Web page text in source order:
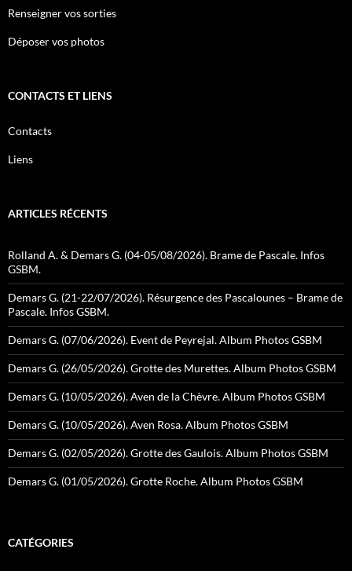
Renseigner vos sorties
Déposer vos photos
CONTACTS ET LIENS
Contacts
Liens
ARTICLES RÉCENTS
Rolland A. & Demars G. (04-05/08/2026). Brame de Pascale. Infos
GSBM.
Demars G. (21-22/07/2026). Résurgence des Pascalounes – Brame de
Pascale. Infos GSBM.
Demars G. (07/06/2026). Event de Peyrejal. Album Photos GSBM
Demars G. (26/05/2026). Grotte des Murettes. Album Photos GSBM
Demars G. (10/05/2026). Aven de la Chèvre. Album Photos GSBM
Demars G. (10/05/2026). Aven Rosa. Album Photos GSBM
Demars G. (02/05/2026). Grotte des Gaulois. Album Photos GSBM
Demars G. (01/05/2026). Grotte Roche. Album Photos GSBM
CATÉGORIES